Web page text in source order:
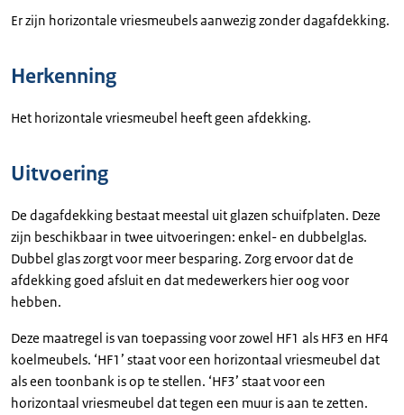
Er zijn horizontale vriesmeubels aanwezig zonder dagafdekking.
Herkenning
Het horizontale vriesmeubel heeft geen afdekking.
Uitvoering
De dagafdekking bestaat meestal uit glazen schuifplaten. Deze
zijn beschikbaar in twee uitvoeringen: enkel- en dubbelglas.
Dubbel glas zorgt voor meer besparing. Zorg ervoor dat de
afdekking goed afsluit en dat medewerkers hier oog voor
hebben.
Deze maatregel is van toepassing voor zowel HF1 als HF3 en HF4
koelmeubels. ‘HF1’ staat voor een horizontaal vriesmeubel dat
als een toonbank is op te stellen. ‘HF3’ staat voor een
horizontaal vriesmeubel dat tegen een muur is aan te zetten.